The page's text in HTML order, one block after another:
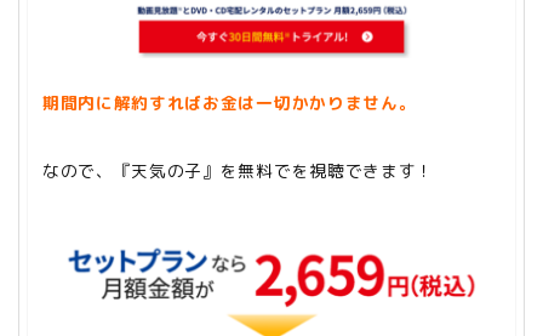
期間内に解約すればお金は一切かかりません。
なので、『天気の子』を無料でを視聴できます！